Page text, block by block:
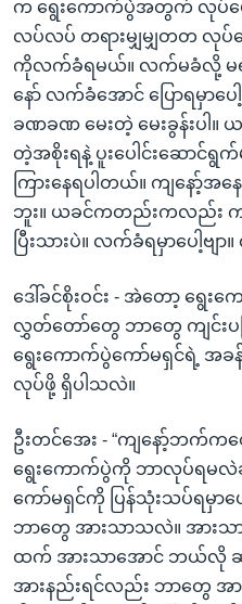
က ရွေးကောက်ပွဲအတွက် လုပ်
လပ်လပ် တရားမျှမျှတတ လု
ကိုလက်ခံရမယ်။ လက်မခံလို့ မရ
နော် လက်ခံအောင် ပြောရမှာပ
ခဏခဏ မေးတဲ့ မေးခွန်းပါ
တဲ့အစိုးရနဲ့ ပူးပေါင်းဆောင်
ကြားနေရပါတယ်။ ကျနော့်အန
ဘူး။ ယခင်ကတည်းကလည်း က
ပြီးသားပဲ။ လက်ခံရမှာပေါ့ဗျာ
ဒေါ်ခင်စိုးဝင်း - အဲတော့ ရွေးက
လွှတ်တော်တွေ ဘာတွေ ကျင်းပပ
ရွေးကောက်ပွဲကော်မရှင်ရဲ့ အခန်
လုပ်ဖို့ ရှိပါသလဲ။
ဦးတင်အေး - “ကျနော့်ဘက်က
ရွေးကောက်ပွဲကို ဘာလုပ်ရမလဲ
ကော်မရှင်ကို ပြန်သုံးသပ်ရမှာပ
ဘာတွေ အားသာသလဲ။ အား
ထက် အားသာအောင် ဘယ်လို ဆ
အားနည်းရင်လည်း ဘာတွေ အ